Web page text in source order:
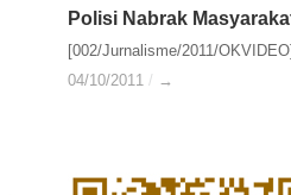
Polisi Nabrak
[002/Jurnalisme/2011/
04/10/2011 / →
Polisi Nabrak
04/10/2011 / →